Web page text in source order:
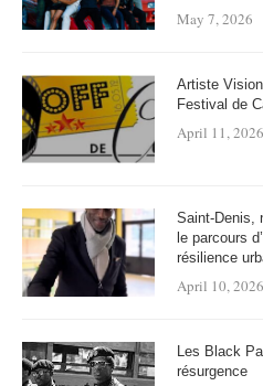
May 7, 2026
Artiste
Festival de
April 11, 2026
Saint-Denis,
le parcours
résilience
April 10, 2026
Les Black
résurgence